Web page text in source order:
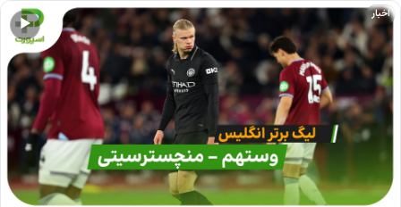
▶
اخبار